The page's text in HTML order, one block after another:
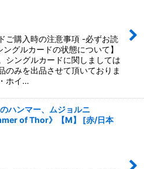
ご購入時の注意事項 -必ずお読
グルカードの状態について】
シングルカードに関しましては
のみを出品させて頂いておりま
ホイ…
ハンマー、ムジョルニ
of Thor》【M】
[赤/日本